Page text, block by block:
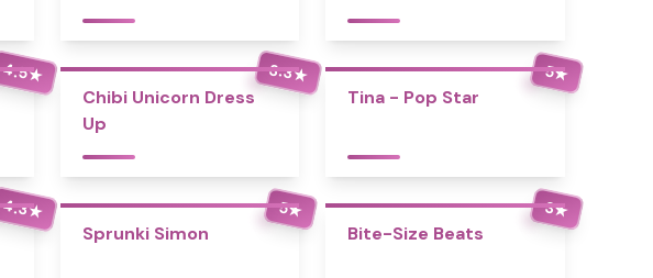
4.5★ 3.3★
Chibi Unicorn Dress
Up
5★
Tina - Pop Star
4.3★ 5★
Sprunki Simon
3★
Bite-Size Beats